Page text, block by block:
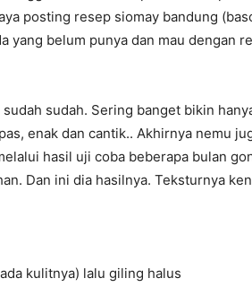
posting resep siomay bandung
yang belum punya dan mau dengan
sudah. Sering banget bikin
enak dan cantik.. Akhirnya nemu
hasil uji coba beberapa bulan
Dan ini dia hasilnya. Teksturnya
kulitnya) lalu giling halus